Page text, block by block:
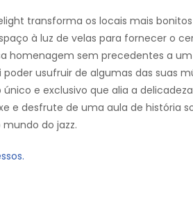
transforma os locais mais
à luz de velas para fornecer o
homenagem sem precedentes a
poder usufruir de algumas das suas
e exclusivo que alia a
e desfrute de uma aula de história
do jazz.